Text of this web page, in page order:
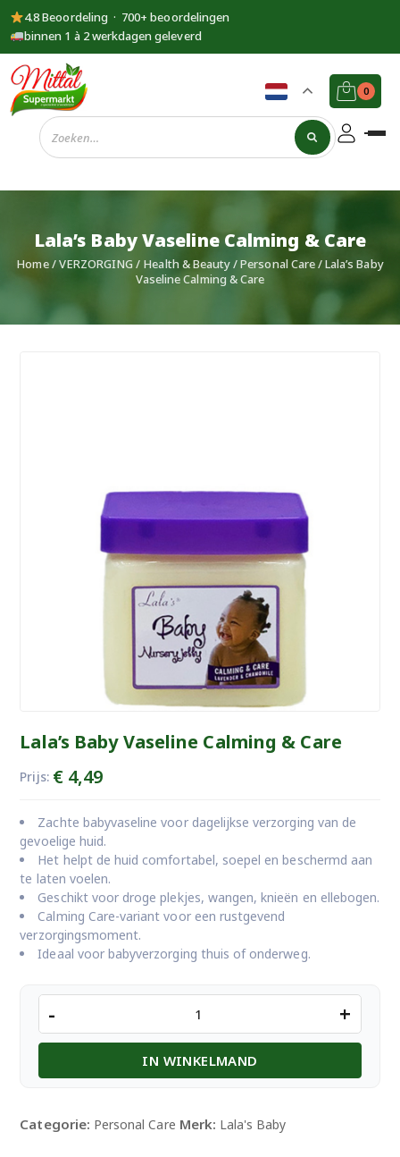
4.8 Beoordeling · 700+ beoordelingen
binnen 1 à 2 werkdagen geleverd
Supermarkt
Mittal
0
Lala’s Baby Vaseline Calming & Care
Home/VERZORGING / Health & Beauty/Personal Care/ Lala’s Baby
Vaseline Calming & Care
Lala’s Baby Vaseline Calming & Care
Prijs: €4,49
Zachte babyvaseline voor dagelijkse verzorging van de
gevoelige huid.
Het helpt de huid comfortabel, soepel en beschermd aan
te laten voelen.
Geschikt voor droge plekjes, wangen, knieën en ellebogen.
Calming Care-variant voor een rustgevend
verzorgingsmoment.
Ideaal voor babyverzorging thuis of onderweg.
Baby
Vaseline
&
aantal
- +
IN WINKELMAND
Categorie: Personal Care Merk: Lala's Baby